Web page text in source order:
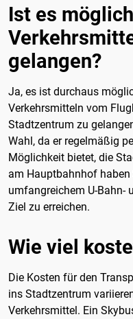
Ist es
gelangen?
Ja, es ist durchaus
Verkehrsmitteln vom
Stadtzentrum zu
Wahl, da er regelmäßig
Möglichkeit bietet, die
am Hauptbahnhof
umfangreichem U-Bahn-
Ziel zu erreichen.
Wie viel
Die Kosten für den
ins Stadtzentrum
Verkehrsmittel. Ein